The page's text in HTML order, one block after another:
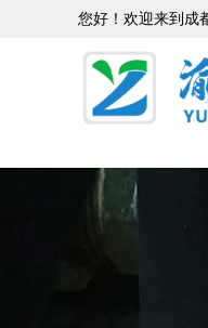
您好！欢迎来到成